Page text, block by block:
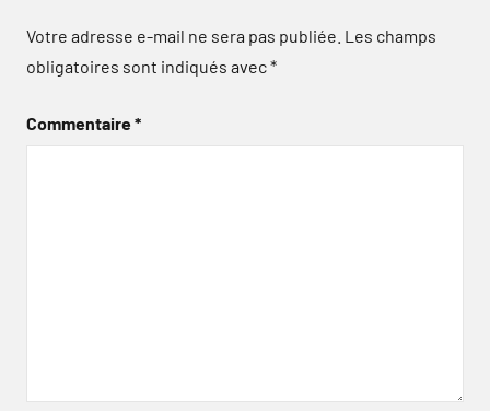
Votre adresse e-mail ne sera pas publiée. Les champs
obligatoires sont indiqués avec*
Commentaire*